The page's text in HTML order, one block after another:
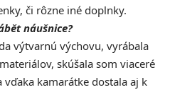
či rôzne iné doplnky.
náušnice?
výtvarnú výchovu, vyrábala
skúšala som viaceré
kamarátke dostala aj k